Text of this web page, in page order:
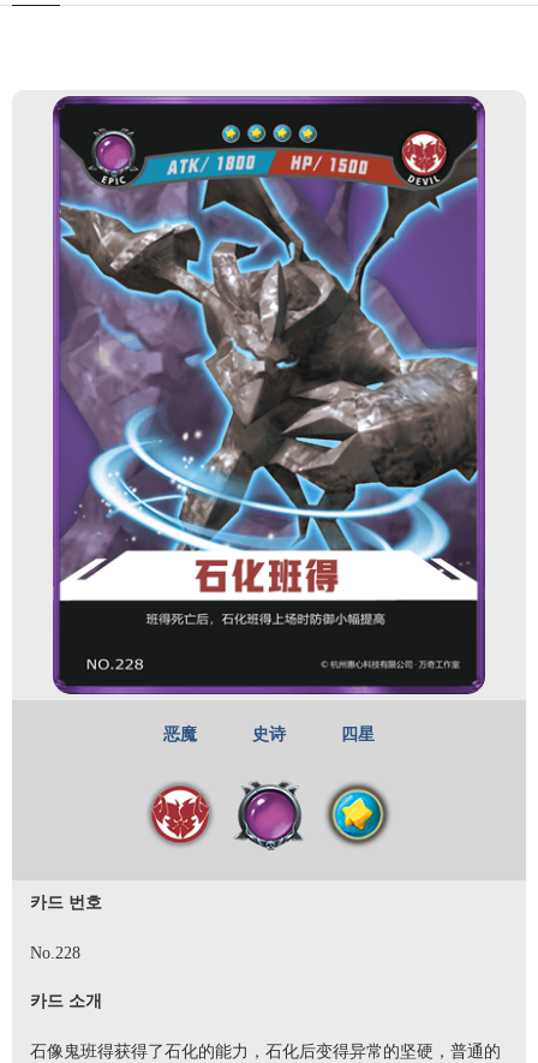
恶魔 史诗 四星
카드 번호
No.228
카드 소개
石像鬼班得获得了石化的能力，石化后变得异常的坚硬，普通的